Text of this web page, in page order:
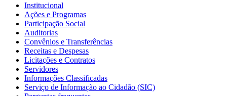
Institucional
Ações e Programas
Participação Social
Auditorias
Convênios e Transferências
Receitas e Despesas
Licitações e Contratos
Servidores
Informações Classificadas
Serviço de Informação ao Cidadão (SIC)